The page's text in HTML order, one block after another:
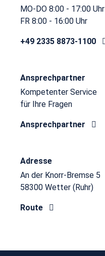
MO-DO 8:00 - 17:00 Uhr
FR 8:00 - 16:00 Uhr
+49 2335 8873-1100
Ansprechpartner
Kompetenter Service
für Ihre Fragen
Ansprechpartner
Adresse
An der Knorr-Bremse 5
58300 Wetter (Ruhr)
Route